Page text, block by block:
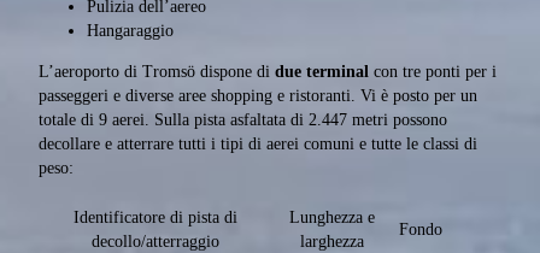
Pulizia dell’aereo
Hangaraggio
L’aeroporto di Tromsö dispone di due terminal con tre ponti per i
passeggeri e diverse aree shopping e ristoranti. Vi è posto per un
totale di 9 aerei. Sulla pista asfaltata di 2.447 metri possono
decollare e atterrare tutti i tipi di aerei comuni e tutte le classi di
peso:
Identificatore di pista di
decollo/atterraggio
Lunghezza e
larghezza
Fondo